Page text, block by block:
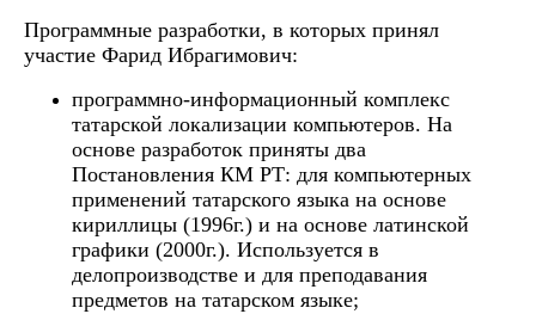
Программные разработки, в которых принял
участие Фарид Ибрагимович:
программно-информационный комплекс
татарской локализации компьютеров. На
основе разработок приняты два
Постановления КМ РТ: для компьютерных
применений татарского языка на основе
кириллицы (1996г.) и на основе латинской
графики (2000г.). Используется в
делопроизводстве и для преподавания
предметов на татарском языке;